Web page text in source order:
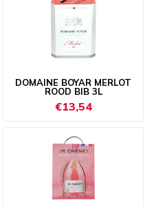
DOMAINE BOYAR MERLOT
ROOD BIB 3L
€13,54